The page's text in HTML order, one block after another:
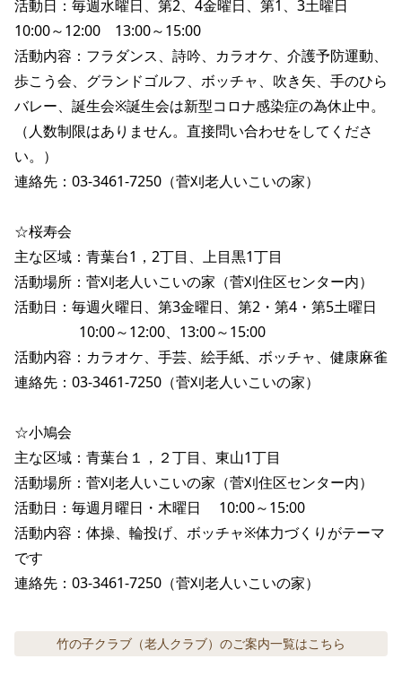
活動日：毎週水曜日、第2、4金曜日、第1、3土曜日
10:00～12:00　13:00～15:00
活動内容：フラダンス、詩吟、カラオケ、介護予防運動、
歩こう会、グランドゴルフ、ボッチャ、吹き矢、手のひら
バレー、誕生会※誕生会は新型コロナ感染症の為休止中。
（人数制限はありません。直接問い合わせをしてくださ
い。）
連絡先：03-3461-7250（菅刈老人いこいの家）
☆桜寿会
主な区域：青葉台1，2丁目、上目黒1丁目
活動場所：菅刈老人いこいの家（菅刈住区センター内）
活動日：毎週火曜日、第3金曜日、第2・第4・第5土曜日
活動内容：カラオケ、手芸、絵手紙、ボッチャ、健康麻雀
連絡先：03-3461-7250（菅刈老人いこいの家）
☆小鳩会
主な区域：青葉台１，２丁目、東山1丁目
活動場所：菅刈老人いこいの家（菅刈住区センター内）
活動日：毎週月曜日・木曜日 　10:00～15:00
活動内容：体操、輪投げ、ボッチャ※体力づくりがテーマ
です
連絡先：03-3461-7250（菅刈老人いこいの家）
竹の子クラブ（老人クラブ）のご案内一覧はこちら